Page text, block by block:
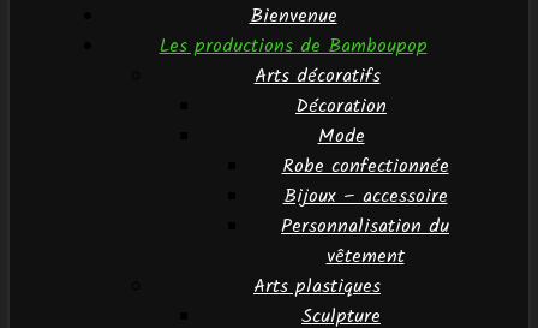
Bienvenue
Les productions de Bamboupop
Arts décoratifs
Décoration
Mode
Robe confectionnée
Bijoux – accessoire
Personnalisation du
vêtement
Arts plastiques
Sculpture